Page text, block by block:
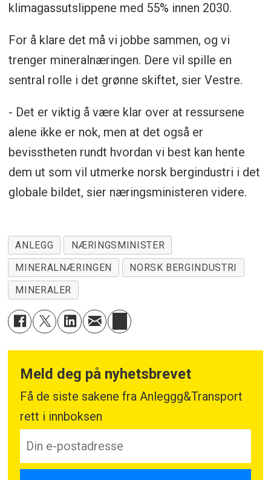
klimagassutslippene med 55% innen 2030.
For å klare det må vi jobbe sammen, og vi
trenger mineralnæringen. Dere vil spille en
sentral rolle i det grønne skiftet, sier Vestre.
- Det er viktig å være klar over at ressursene
alene ikke er nok, men at det også er
bevisstheten rundt hvordan vi best kan hente
dem ut som vil utmerke norsk bergindustri i det
globale bildet, sier næringsministeren videre.
ANLEGG
NÆRINGSMINISTER
MINERALNÆRINGEN
NORSK BERGINDUSTRI
MINERALER
Meld deg på nyhetsbrevet
Få de siste sakene fra Anleggg&Transport
rett i innboksen